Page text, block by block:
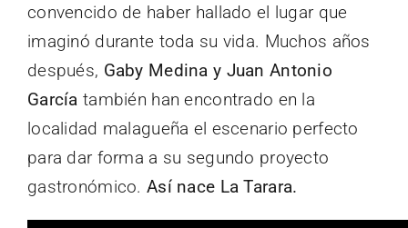
convencido de haber hallado el lugar que
imaginó durante toda su vida. Muchos años
después, Gaby Medina y Juan Antonio
García también han encontrado en la
localidad malagueña el escenario perfecto
para dar forma a su segundo proyecto
gastronómico. Así nace La Tarara.